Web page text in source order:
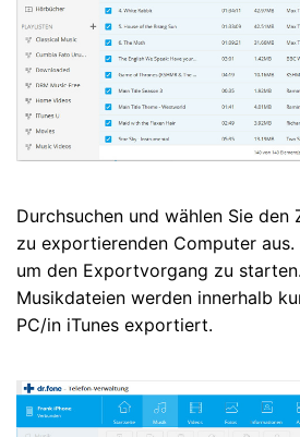
Durchsuchen und wählen Sie den
zu exportierenden Computer aus.
um den Exportvorgang zu
Musikdateien werden innerhalb
PC/in iTunes exportiert.